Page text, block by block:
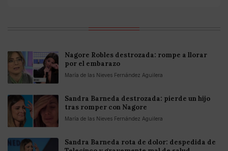
Nagore Robles destrozada: rompe a llorar
por el embarazo
María de las Nieves Fernández Aguilera
Sandra Barneda destrozada: pierde un hijo
tras romper con Nagore
María de las Nieves Fernández Aguilera
Sandra Barneda rota de dolor: despedida de